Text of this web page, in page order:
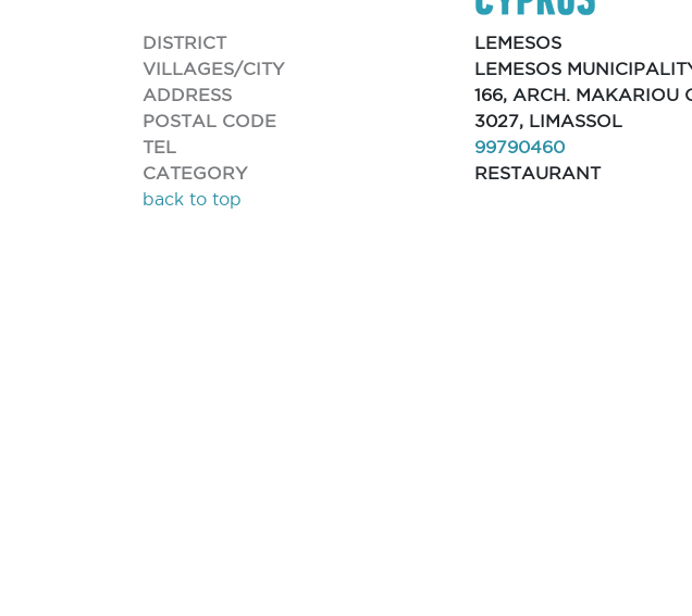
DISTRICT
LEMESOS
VILLAGES/CITY
LEMESOS
ADDRESS
166, ARCH. MAKARIOU
POSTAL CODE
3027, LIMASSOL
TEL
99790460
CATEGORY
RESTAURANT
back to top